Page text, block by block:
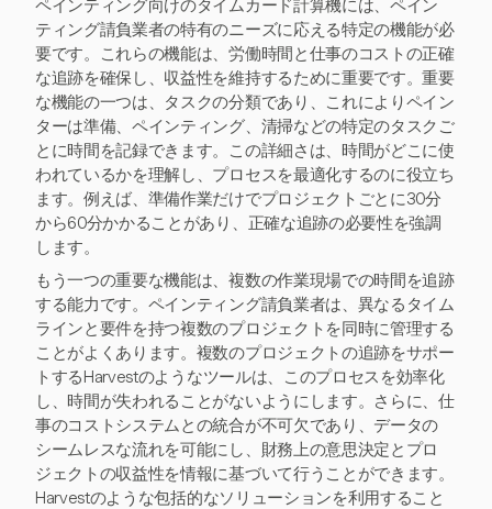
ペインティング向けのタイムカード計算機には、ペイン
ティング請負業者の特有のニーズに応える特定の機能が必
要です。これらの機能は、労働時間と仕事のコストの正確
な追跡を確保し、収益性を維持するために重要です。重要
な機能の一つは、タスクの分類であり、これによりペイン
ターは準備、ペインティング、清掃などの特定のタスクご
とに時間を記録できます。この詳細さは、時間がどこに使
われているかを理解し、プロセスを最適化するのに役立ち
ます。例えば、準備作業だけでプロジェクトごとに30分
から60分かかることがあり、正確な追跡の必要性を強調
します。
もう一つの重要な機能は、複数の作業現場での時間を追跡
する能力です。ペインティング請負業者は、異なるタイム
ラインと要件を持つ複数のプロジェクトを同時に管理する
ことがよくあります。複数のプロジェクトの追跡をサポー
トするHarvestのようなツールは、このプロセスを効率化
し、時間が失われることがないようにします。さらに、仕
事のコストシステムとの統合が不可欠であり、データの
シームレスな流れを可能にし、財務上の意思決定とプロ
ジェクトの収益性を情報に基づいて行うことができます。
Harvestのような包括的なソリューションを利用すること